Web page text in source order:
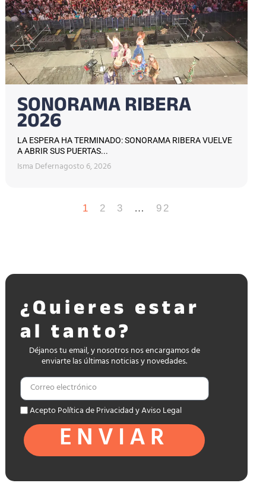
SONORAMA RIBERA
2026
LA ESPERA HA TERMINADO: SONORAMA RIBERA VUELVE
A ABRIR SUS PUERTAS...
Isma Defernagosto 6, 2026
1 2 3 … 92
¿Quieres estar
al tanto?
Déjanos tu email, y nosotros nos encargamos de
enviarte las últimas noticias y novedades.
Acepto Política de Privacidad y Aviso Legal
ENVIAR